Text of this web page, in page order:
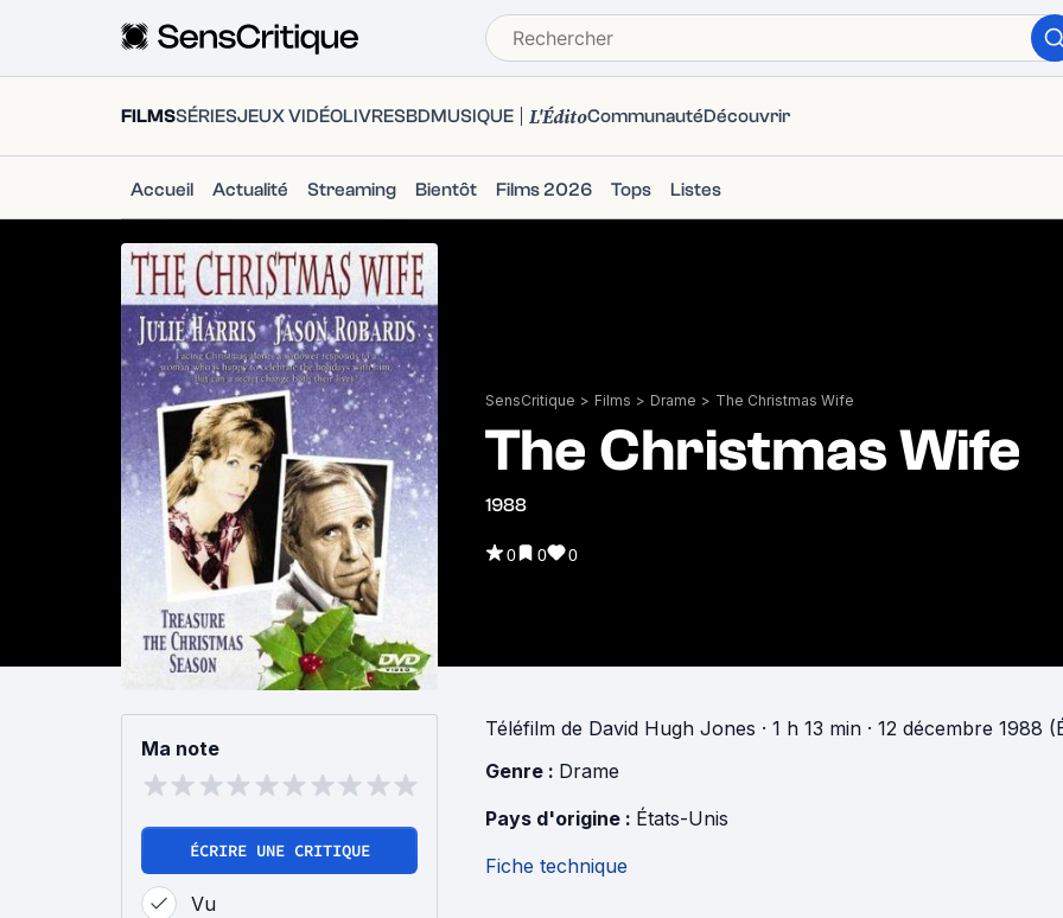
FILMSSÉRIESJEUX VIDÉOLIVRESBDMUSIQUE L'ÉditoCommunautéDécouvrir
Accueil Actualité Streaming Bientôt Films 2026 Tops Listes
SensCritique > Films > Drame > The Christmas Wife
The Christmas Wife
1988
0 0 0
Ma note
ÉCRIRE UNE CRITIQUE
Vu
Téléfilm de David Hugh Jones · 1 h 13 min · 12 décembre 1988
Genre : Drame
Pays d'origine : États-Unis
Fiche technique